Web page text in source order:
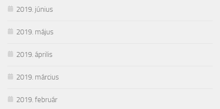
2019. június
2019. május
2019. április
2019. március
2019. február